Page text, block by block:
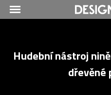
Hudební nástroj
dřevěné